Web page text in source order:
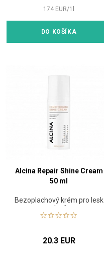
174 EUR/1
DO KOŠÍKA
Alcina Repair Shine Cream
50 ml
Bezoplachový krém pro lesk
vlasů
20.3 EUR